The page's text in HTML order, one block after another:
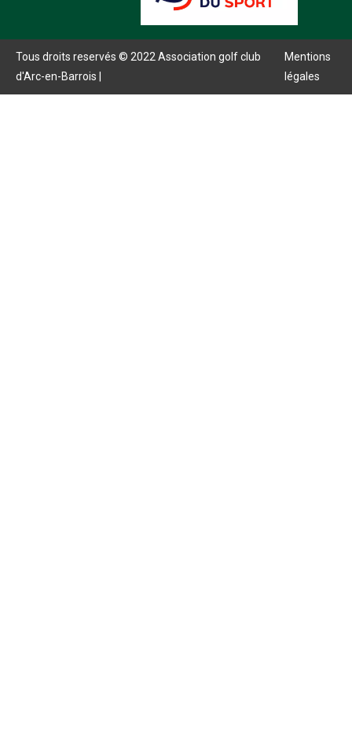
Tous droits reservés © 2022 Association golf club
d'Arc-en-Barrois |
Mentions
légales